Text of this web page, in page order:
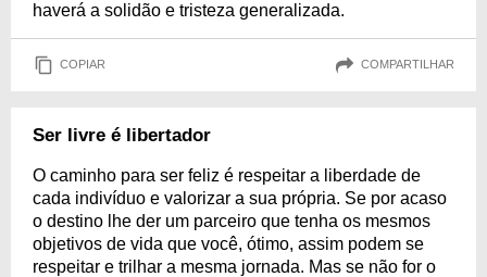
haverá a solidão e tristeza generalizada.
COPIAR COMPARTILHAR
Ser livre é libertador
O caminho para ser feliz é respeitar a liberdade de
cada indivíduo e valorizar a sua própria. Se por acaso
o destino lhe der um parceiro que tenha os mesmos
objetivos de vida que você, ótimo, assim podem se
respeitar e trilhar a mesma jornada. Mas se não for o